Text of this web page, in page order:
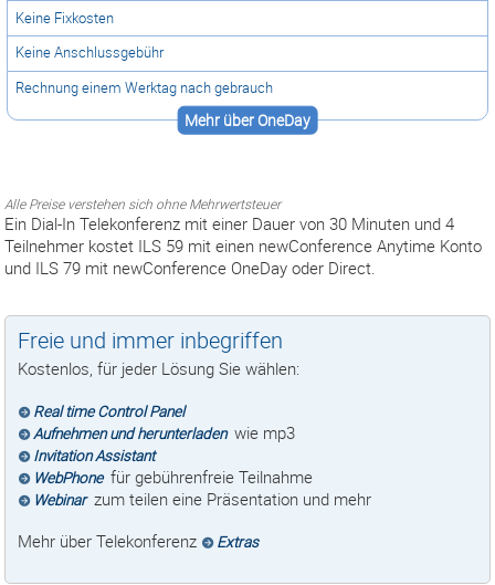
Keine Fixkosten
Keine Anschlussgebühr
Rechnung einem Werktag nach gebrauch
Mehr über OneDay
Alle Preise verstehen sich ohne Mehrwertsteuer
Ein Dial-In Telekonferenz mit einer Dauer von 30 Minuten und 4
Teilnehmer kostet ILS 59 mit einen newConference Anytime Konto
und ILS 79 mit newConference OneDay oder Direct.
Freie und immer inbegriffen
Kostenlos, für jeder Lösung Sie wählen:
Real time Control Panel
Aufnehmen und herunterladen wie mp3
Invitation Assistant
WebPhone für gebührenfreie Teilnahme
Webinar zum teilen eine Präsentation und mehr
Mehr über Telekonferenz
Extras